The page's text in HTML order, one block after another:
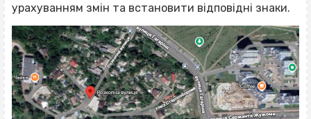
урахуванням змін та встановити відповідні знаки.